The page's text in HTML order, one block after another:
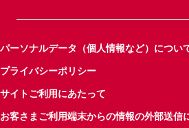
パーソナルデータ（個人情報など）につい
プライバシーポリシー
サイトご利用にあたって
お客さまご利用端末からの情報の外部送信